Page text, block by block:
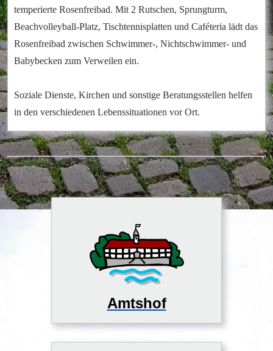
temperierte Rosenfreibad. Mit 2 Rutschen, Sprungturm,
Beachvolleyball-Platz, Tischtennisplatten und Caféteria lädt das
Rosenfreibad zwischen Schwimmer-, Nichtschwimmer- und
Babybecken zum Verweilen ein.
Soziale Dienste, Kirchen und sonstige Beratungsstellen helfen
in den verschiedenen Lebenssituationen vor Ort.
Amtshof